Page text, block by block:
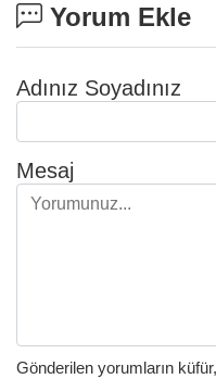
Yorum Ekle
Adınız Soyadınız
Mesaj
Gönderilen yorumların